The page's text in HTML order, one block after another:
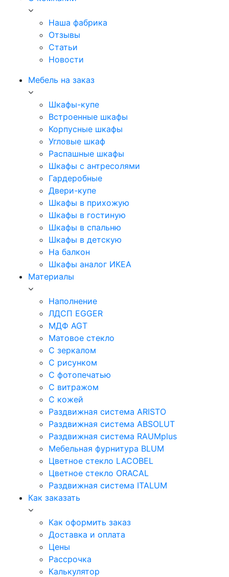
Наша фабрика
Отзывы
Статьи
Новости
Мебель на заказ
Шкафы-купе
Встроенные шкафы
Корпусные шкафы
Угловые шкаф
Распашные шкафы
Шкафы с антресолями
Гардеробные
Двери-купе
Шкафы в прихожую
Шкафы в гостиную
Шкафы в спальню
Шкафы в детскую
На балкон
Шкафы аналог ИКЕА
Материалы
Наполнение
ЛДСП EGGER
МДФ AGT
Матовое стекло
С зеркалом
С рисунком
С фотопечатью
С витражом
С кожей
Раздвижная система ARISTO
Раздвижная система ABSOLUT
Раздвижная система RAUMplus
Мебельная фурнитура BLUM
Цветное стекло LACOBEL
Цветное стекло ORACAL
Раздвижная система ITALUM
Как заказать
Как оформить заказ
Доставка и оплата
Цены
Рассрочка
Калькулятор